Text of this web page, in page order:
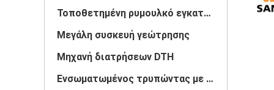
Τοποθετημένη ρυμουλκό εγκατάσταση γεώτρησης διατρήσεων φρεατίων νερού
Μεγάλη συσκευή γεώτρησης
Μηχανή διατρήσεων DTH
Ενσωματωμένος τρυπώντας με τρυπάνι εξοπλισμός